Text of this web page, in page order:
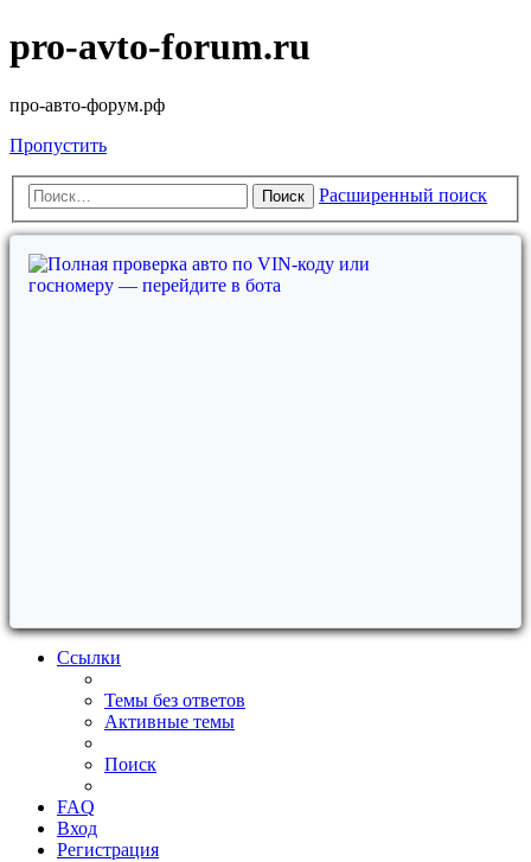
pro-avto-forum.ru
про-авто-форум.рф
Пропустить
Поиск Расширенный поиск
Ссылки
Темы без ответов
Активные темы
Поиск
FAQ
Вход
Регистрация